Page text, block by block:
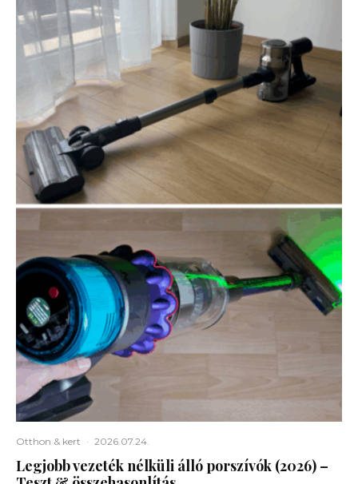
Otthon & kert · 2026.07.24.
Legjobb vezeték nélküli álló porszívók (2026) –